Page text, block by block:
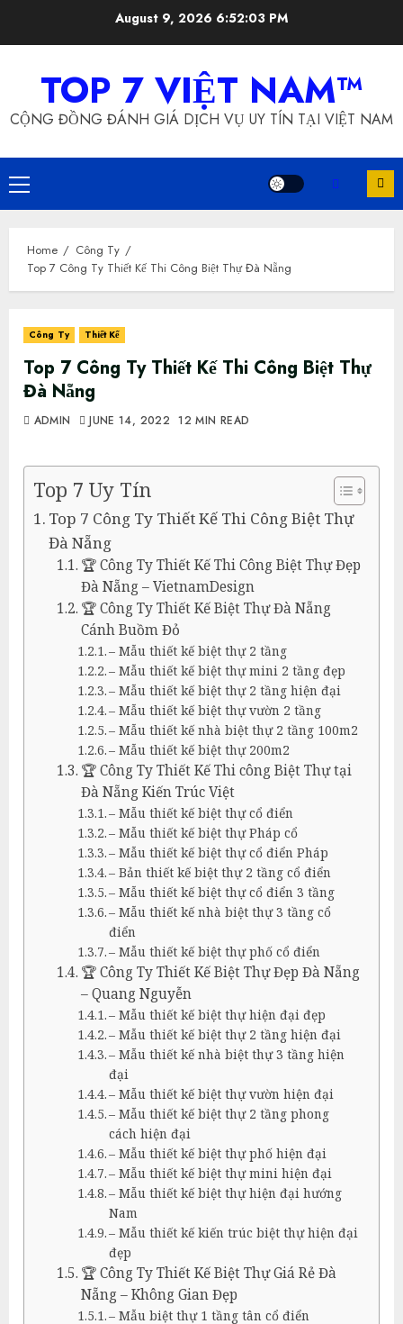
August 9, 2026 6:52:04 PM
TOP 7 VIỆT NAM™
CỘNG ĐỒNG ĐÁNH GIÁ DỊCH VỤ UY TÍN TẠI VIỆT NAM
Primary
Menu
Home
Công Ty
Top 7 Công Ty Thiết Kế Thi Công Biệt Thự Đà Nẵng
Công Ty Thiết Kế
Top 7 Công Ty Thiết Kế Thi Công Biệt Thự
Đà Nẵng
ADMIN JUNE 14, 2022 12 MIN READ
Top 7 Uy Tín
Top 7 Công Ty Thiết Kế Thi Công Biệt Thự
Đà Nẵng
🏆 Công Ty Thiết Kế Thi Công Biệt Thự Đẹp
Đà Nẵng – VietnamDesign
🏆 Công Ty Thiết Kế Biệt Thự Đà Nẵng
Cánh Buồm Đỏ
– Mẫu thiết kế biệt thự 2 tầng
– Mẫu thiết kế biệt thự mini 2 tầng đẹp
– Mẫu thiết kế biệt thự 2 tầng hiện đại
– Mẫu thiết kế biệt thự vườn 2 tầng
– Mẫu thiết kế nhà biệt thự 2 tầng 100m2
– Mẫu thiết kế biệt thự 200m2
🏆 Công Ty Thiết Kế Thi công Biệt Thự tại
Đà Nẵng Kiến Trúc Việt
– Mẫu thiết kế biệt thự cổ điển
– Mẫu thiết kế biệt thự Pháp cổ
– Mẫu thiết kế biệt thự cổ điển Pháp
– Bản thiết kế biệt thự 2 tầng cổ điển
– Mẫu thiết kế biệt thự cổ điển 3 tầng
– Mẫu thiết kế nhà biệt thự 3 tầng cổ
điển
– Mẫu thiết kế biệt thự phố cổ điển
🏆 Công Ty Thiết Kế Biệt Thự Đẹp Đà Nẵng
– Quang Nguyễn
– Mẫu thiết kế biệt thự hiện đại đẹp
– Mẫu thiết kế biệt thự 2 tầng hiện đại
– Mẫu thiết kế nhà biệt thự 3 tầng hiện
đại
– Mẫu thiết kế biệt thự vườn hiện đại
– Mẫu thiết kế biệt thự 2 tầng phong
cách hiện đại
– Mẫu thiết kế biệt thự phố hiện đại
– Mẫu thiết kế biệt thự mini hiện đại
– Mẫu thiết kế biệt thự hiện đại hướng
Nam
– Mẫu thiết kế kiến trúc biệt thự hiện đại
đẹp
🏆 Công Ty Thiết Kế Biệt Thự Giá Rẻ Đà
Nẵng – Không Gian Đẹp
– Mẫu biệt thự 1 tầng tân cổ điển